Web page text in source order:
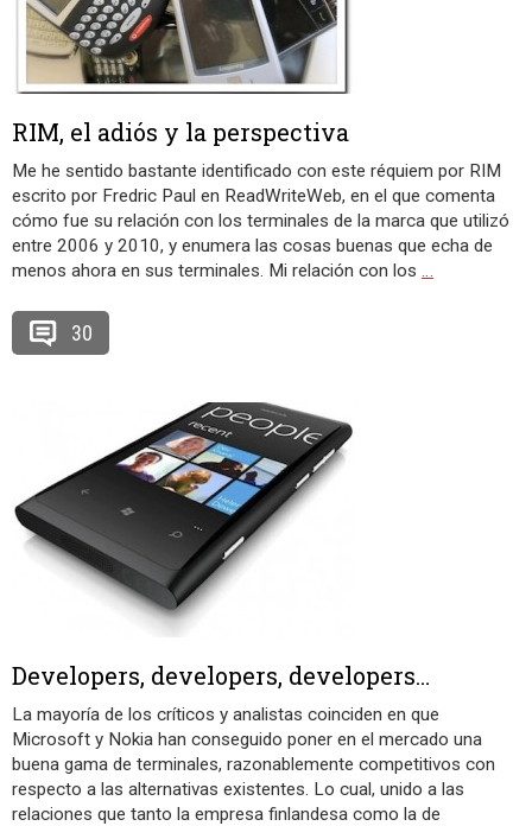
RIM, el adiós y la perspectiva
Me he sentido bastante identificado con este réquiem por RIM
escrito por Fredric Paul en ReadWriteWeb, en el que comenta
cómo fue su relación con los terminales de la marca que utilizó
entre 2006 y 2010, y enumera las cosas buenas que echa de
menos ahora en sus terminales. Mi relación con los …
30
Developers, developers, developers…
La mayoría de los críticos y analistas coinciden en que
Microsoft y Nokia han conseguido poner en el mercado una
buena gama de terminales, razonablemente competitivos con
respecto a las alternativas existentes. Lo cual, unido a las
relaciones que tanto la empresa finlandesa como la de